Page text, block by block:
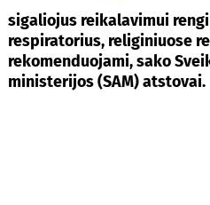
sigaliojus reikalavimui
respiratorius, religiniuose
rekomenduojami, sako
ministerijos (SAM) atstovai.